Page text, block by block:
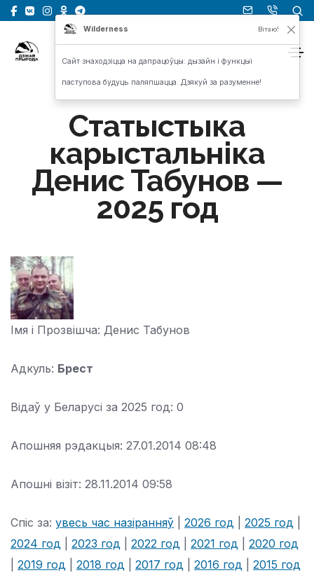
Статыстыка
карыстальніка
Денис Табунов —
2025 год
Імя і Прозвішча: Денис Табунов
Адкуль: Брест
Відаў у Беларусі за 2025 год: 0
Апошняя рэдакцыя: 27.01.2014 08:48
Апошні візіт: 28.11.2014 09:58
Спіс за: увесь час назіранняў 2026 год 2025 год
2024 год
2023 год 2022 год 2021 год
2020 год
2019 год 2018 год 2017 год 2016 год
2015 год
Wilderness Вітаю!
Сайт знаходзіцца на дапрацоўцы: дызайн і функцыі
паступова будуць паляпшацца. Дзякуй за разуменне!